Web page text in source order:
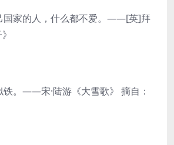
国家的人，什么都不爱。——[英]拜
。——宋·陆游《大雪歌》 摘自：